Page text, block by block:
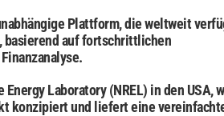
Plattform, die weltweit
auf fortschrittlichen
Laboratory (NREL) in den USA,
konzipiert und liefert eine